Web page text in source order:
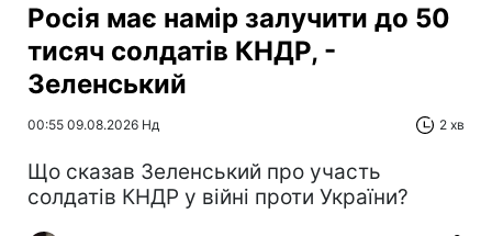
Росія має намір залучити до 50
тисяч солдатів КНДР, -
Зеленський
00:55 09.08.2026 Нд 2 хв
Що сказав Зеленський про участь
солдатів КНДР у війні проти України?